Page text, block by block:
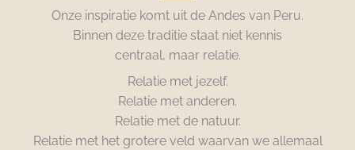
Onze inspiratie komt uit de Andes van Peru.
Binnen deze traditie staat niet kennis
centraal, maar relatie.
Relatie met jezelf.
Relatie met anderen.
Relatie met de natuur.
Relatie met het grotere veld waarvan we allemaal